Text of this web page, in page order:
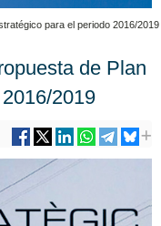
para el periodo 2016/2019
de Plan
2019